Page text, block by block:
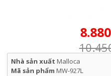
Nhà sản xuất Malloca
Mã sản phẩm MW-927L